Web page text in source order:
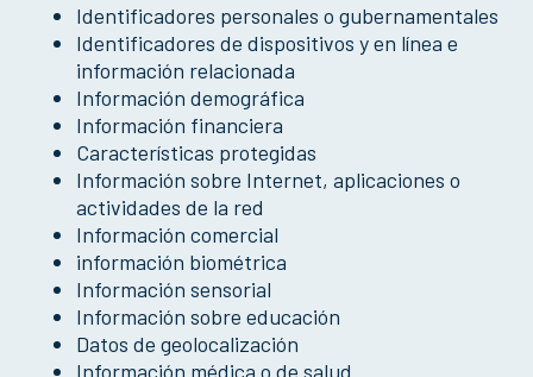
Identificadores personales o gubernamentales
Identificadores de dispositivos y en línea e
información relacionada
Información demográfica
Información financiera
Características protegidas
Información sobre Internet, aplicaciones o
actividades de la red
Información comercial
información biométrica
Información sensorial
Información sobre educación
Datos de geolocalización
Información médica o de salud